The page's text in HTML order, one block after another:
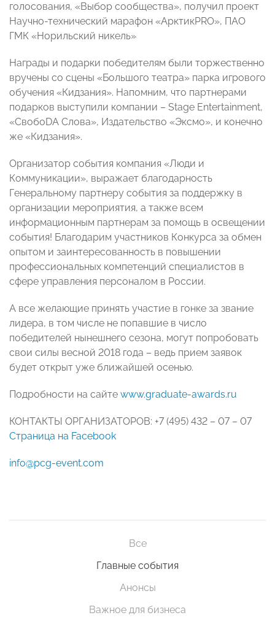
голосования, «Выбор сообщества», получил проект
Научно-технический марафон «АрктикPRO», ПАО
ГМК «Норильский никель»
Награды и подарки победителям были торжественно
вручены со сцены «Большого театра» парка игрового
обучения «Кидзания». Напомним, что партнерами
подарков выступили компании – Stage Entertainment,
«СвобоDA Слова», Издательство «Эксмо», и конечно
же «Кидзания».
Организатор события компания «Люди и
Коммуникации», выражает благодарность
Генеральному партнеру события за поддержку в
организации мероприятия, а также всем
информационным партнерам за помощь в освещении
события! Благодарим участников Конкурса за обмен
опытом и заинтересованность в повышении
профессиональных компетенций специалистов в
сфере управления персоналом в России.
А все желающие принять участие в гонке за звание
лидера, в том числе не попавшие в число
победителей нынешнего сезона, могут попробовать
свои силы весной 2018 года – ведь прием заявок
будет открыт уже ближайшей осенью.
Подробности на сайте www.graduate-awards.ru
КОНТАКТЫ ОРГАНИЗАТОРОВ: +7 (495) 432 – 07 – 07
Страница на Facebook
info@pcg-event.com
Все
Главные события
Анонсы
Важное для бизнеса